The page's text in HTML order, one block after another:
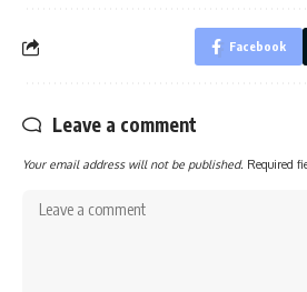
Facebook
Leave a comment
Your email address will not be published. Required